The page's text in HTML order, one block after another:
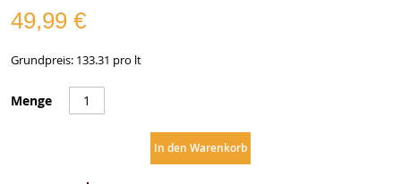
49,99 €
Grundpreis: 133.31 pro lt
Menge
In den Warenkorb